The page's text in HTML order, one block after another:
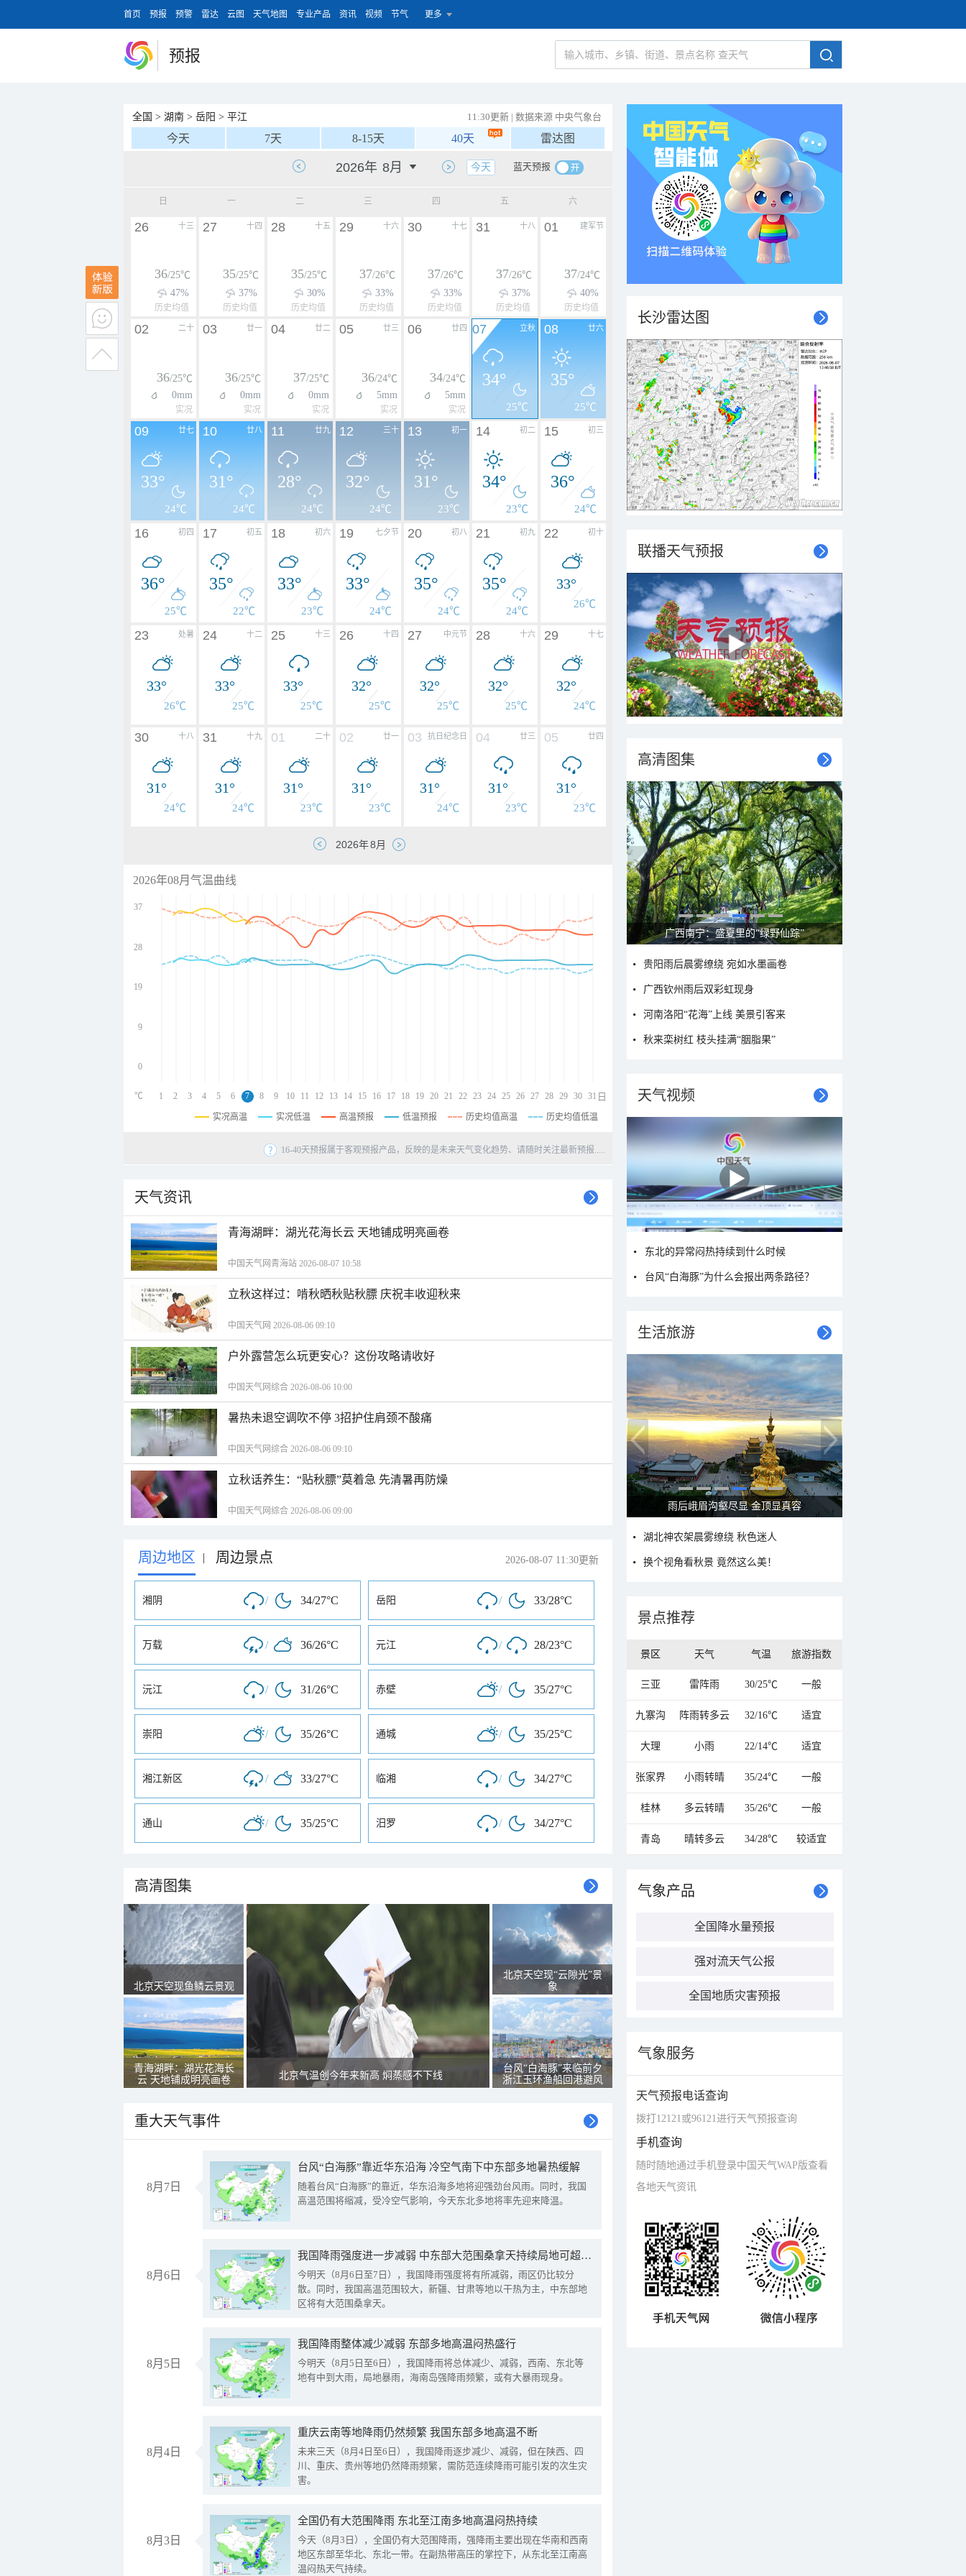
首页 预报 预警 雷达 云图 天气地图 专业产品 资讯 视频 节气 更多
预报
全国 > 湖南 > 岳阳 > 平江 11:30更新 | 数据来源 中央气象台
今天 7天 8-15天 40天 雷达图
蓝天预报
今天
日 一 二 三 四 五 六
十三
26
36/25℃
47%
历史均值
十四
27
35/25℃
37%
历史均值
十五
28
35/25℃
30%
历史均值
十六
29
37/26℃
33%
历史均值
十七
30
37/26℃
33%
历史均值
十八
31
37/26℃
37%
历史均值
建军节
01
37/24℃
40%
历史均值
二十
02
36/25℃
0mm
实况
廿一
03
36/25℃
0mm
实况
廿二
04
37/25℃
0mm
实况
廿三
05
36/24℃
5mm
实况
廿四
06
34/24℃
5mm
实况
立秋
07
34°
25℃
廿六
08
35°
25℃
廿七
09
33°
24℃
廿八
10
31°
24℃
廿九
11
28°
24℃
三十
12
32°
24℃
初一
13
31°
23℃
初二
14
34°
23℃
初三
15
36°
24℃
初四
16
36°
25℃
初五
17
35°
22℃
初六
18
33°
23℃
七夕节
19
33°
24℃
初八
20
35°
24℃
初九
21
35°
24℃
初十
22
33°
26℃
处暑
23
33°
26℃
十二
24
33°
25℃
十三
25
33°
25℃
十四
26
32°
25℃
中元节
27
32°
25℃
十六
28
32°
25℃
十七
29
32°
24℃
十八
30
31°
24℃
十九
31
31°
24℃
二十
01
31°
23℃
廿一
02
31°
23℃
抗日纪念日
03
31°
24℃
廿三
04
31°
23℃
廿四
05
31°
23℃
2026年08月气温曲线
37
28
19
9
0
1 2 3 4 5 6 7 8 9 10 11 12 13 14 15 16 17 18 19 20 21 22 23 24 25 26 27 28 29 30 31
℃ 日
实况高温 实况低温 高温预报 低温预报 历史均值高温 历史均值低温
16-40天预报属于客观预报产品，反映的是未来天气变化趋势、请随时关注最新预报.....
天气资讯
青海湖畔：湖光花海长云 天地铺成明亮画卷
中国天气网青海站 2026-08-07 10:58
立秋这样过：啃秋晒秋贴秋膘 庆祝丰收迎秋来
中国天气网 2026-08-06 09:10
户外露营怎么玩更安心？这份攻略请收好
中国天气网综合 2026-08-06 10:00
暑热未退空调吹不停 3招护住肩颈不酸痛
中国天气网综合 2026-08-06 09:10
立秋话养生：“贴秋膘”莫着急 先清暑再防燥
中国天气网综合 2026-08-06 09:00
周边地区 | 周边景点 2026-08-07 11:30更新
湘阴 / 34/27°C 岳阳 / 33/28°C
万载 / 36/26°C 元江 / 28/23°C
沅江 / 31/26°C 赤壁 / 35/27°C
崇阳 / 35/26°C 通城 / 35/25°C
湘江新区 / 33/27°C 临湘 / 34/27°C
通山 / 35/25°C 汨罗 / 34/27°C
高清图集
北京天空现鱼鳞云景观
青海湖畔：湖光花海长
云 天地铺成明亮画卷
北京气温创今年来新高 焖蒸感不下线
北京天空现“云隙光”景
象
台风“白海豚”来临前夕
浙江玉环渔船回港避风
重大天气事件
8月7日
台风“白海豚”靠近华东沿海 冷空气南下中东部多地暑热缓解
随着台风“白海豚”的靠近，华东沿海多地将迎强劲台风雨。同时，我国
高温范围将缩减，受冷空气影响，今天东北多地将率先迎来降温。
8月6日
我国降雨强度进一步减弱 中东部大范围桑拿天持续局地可超38℃
今明天（8月6日至7日），我国降雨强度将有所减弱，雨区仍比较分
散。同时，我国高温范围较大，新疆、甘肃等地以干热为主，中东部地
区将有大范围桑拿天。
8月5日
我国降雨整体减少减弱 东部多地高温闷热盛行
今明天（8月5日至6日），我国降雨将总体减少、减弱，西南、东北等
地有中到大雨，局地暴雨，海南岛强降雨频繁，或有大暴雨现身。
8月4日
重庆云南等地降雨仍然频繁 我国东部多地高温不断
未来三天（8月4日至6日），我国降雨逐步减少、减弱，但在陕西、四
川、重庆、贵州等地仍然降雨频繁，需防范连续降雨可能引发的次生灾
害。
8月3日
全国仍有大范围降雨 东北至江南多地高温闷热持续
今天（8月3日），全国仍有大范围降雨，强降雨主要出现在华南和西南
地区东部至华北、东北一带。在副热带高压的掌控下，从东北至江南高
温闷热天气持续。
长沙雷达图
联播天气预报
高清图集
广西南宁：盛夏里的“绿野仙踪”
贵阳雨后晨雾缭绕 宛如水墨画卷
广西钦州雨后双彩虹现身
河南洛阳“花海”上线 美景引客来
秋来栾树红 枝头挂满“胭脂果”
天气视频
东北的异常闷热持续到什么时候
台风“白海豚”为什么会报出两条路径？
生活旅游
雨后峨眉沟壑尽显 金顶显真容
湖北神农架晨雾缭绕 秋色迷人
换个视角看秋景 竟然这么美！
景点推荐
景区 天气 气温 旅游指数
三亚 雷阵雨 30/25℃ 一般
九寨沟 阵雨转多云 32/16℃ 适宜
大理 小雨 22/14℃ 适宜
张家界 小雨转晴 35/24℃ 一般
桂林 多云转晴 35/26℃ 一般
青岛 晴转多云 34/28℃ 较适宜
气象产品
全国降水量预报
强对流天气公报
全国地质灾害预报
气象服务
天气预报电话查询
拨打12121或96121进行天气预报查询
手机查询
随时随地通过手机登录中国天气WAP版查看
各地天气资讯